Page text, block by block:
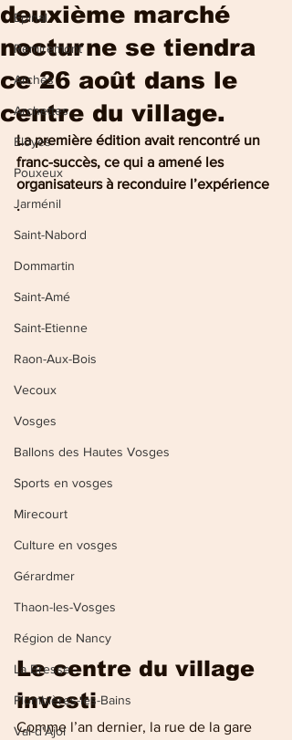
Epinal
Remiremont
Arches
Archettes
Eloyes
Pouxeux
Jarménil
Saint-Nabord
Dommartin
Saint-Amé
Saint-Etienne
Raon-Aux-Bois
Vecoux
Vosges
Ballons des Hautes Vosges
Sports en vosges
Mirecourt
Culture en vosges
Gérardmer
Thaon-les-Vosges
Région de Nancy
La Bresse
Plombières-les-Bains
Val-d'Ajol
deuxième marché
nocturne se tiendra
ce 26 août dans le
centre du village.
La première édition avait rencontré un
franc-succès, ce qui a amené les
organisateurs à reconduire l’expérience
.
Le centre du village
investi
Comme l’an dernier, la rue de la gare